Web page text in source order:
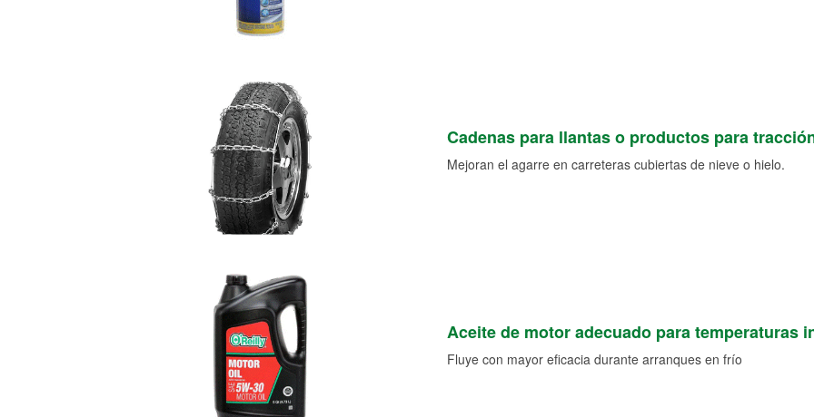
Cadenas para llantas o productos para
Mejoran el agarre en carreteras cubiertas de nieve o hielo.
Aceite de motor adecuado para temperaturas
Fluye con mayor eficacia durante arranques en frío